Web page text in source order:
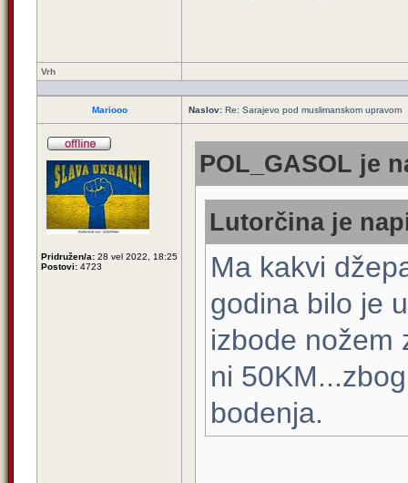
Vrh
Mariooo Naslov: Re: Sarajevo pod muslimanskom upravom
Pridružen/a: 28 vel 2022, 18:25
Postovi: 4723
POL_GASOL je
Lutorčina je
Ma kakvi
godina bilo je
izbode nožem
ni
bodenja.